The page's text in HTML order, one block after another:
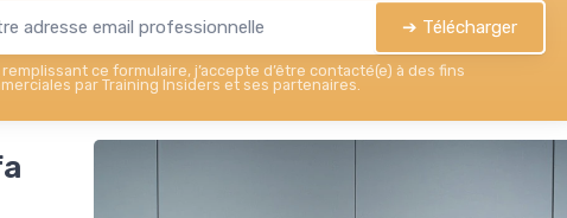
➔ Télécharger
remplissant ce formulaire, j’accepte d’être contacté(e) à des fins
par Training Insiders et ses partenaires.